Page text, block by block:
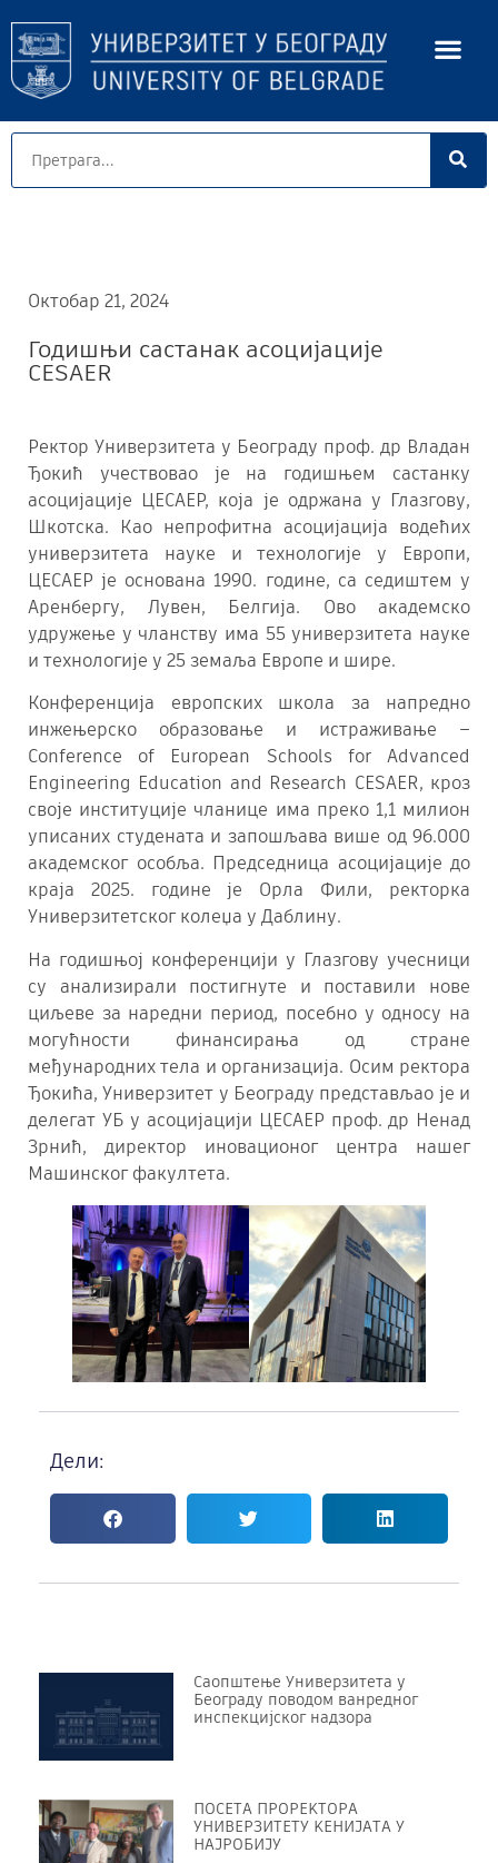
Октобар 21, 2024
Годишњи састанак асоцијације
CESAER
Ректор Универзитета у Београду проф. др Владан
Ђокић учествовао је на годишњем састанку
асоцијације ЦЕСАЕР, која је одржана у Глазгову,
Шкотска. Као непрофитна асоцијација водећих
универзитета науке и технологије у Европи,
ЦЕСАЕР је основана 1990. године, са седиштем у
Аренбергу, Лувен, Белгија. Ово академско
удружење у чланству има 55 универзитета науке
и технологије у 25 земаља Европе и шире.
Конференција европских школа за напредно
инжењерско образовање и истраживање –
Conference of European Schools for Advanced
Engineering Education and Research CESAER, кроз
своје институције чланице има преко 1,1 милион
уписаних студената и запошљава више од 96.000
академског особља. Председница асоцијације до
краја 2025. године је Орла Фили, ректорка
Универзитетског колеџа у Даблину.
На годишњој конференцији у Глазгову учесници
су анализирали постигнуте и поставили нове
циљеве за наредни период, посебно у односу на
могућности финансирања од стране
међународних тела и организација. Осим ректора
Ђокића, Универзитет у Београду представљао је и
делегат УБ у асоцијацији ЦЕСАЕР проф. др Ненад
Зрнић, директор иновационог центра нашег
Машинског факултета.
Дели:
Саопштење Универзитета у
Београду поводом ванредног
инспекцијског надзора
ПОСЕТА ПРОРЕKТОРА
УНИВЕРЗИТЕТУ KЕНИЈАТА У
НАЈРОБИЈУ